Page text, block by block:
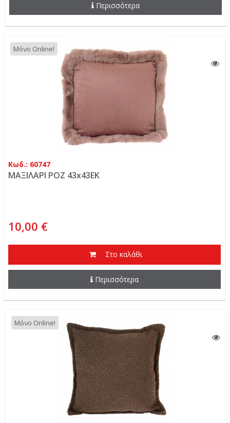
Περισσότερα
Μόνο Online!
Κωδ.: 60747
ΜΑΞΙΛΑΡΙ ΡΟΖ 43x43EK
10,00 €
Στο καλάθι
Περισσότερα
Μόνο Online!